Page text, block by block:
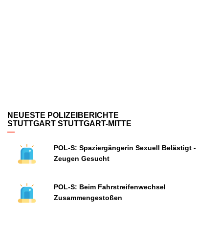
NEUESTE POLIZEIBERICHTE
STUTTGART STUTTGART-MITTE
POL-S: Spaziergängerin Sexuell Belästigt -
Zeugen Gesucht
POL-S: Beim Fahrstreifenwechsel
Zusammengestoßen